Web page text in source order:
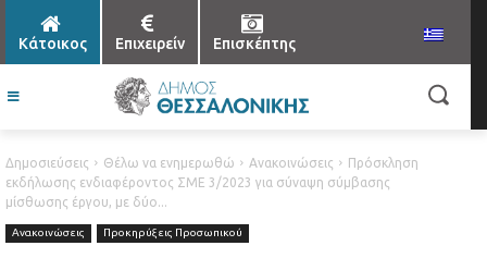
Κάτοικος Επιχειρείν Επισκέπτης
Δημοσιεύσεις Θέλω να ενημερωθώ Ανακοινώσεις
Πρόσκληση
εκδήλωσης ενδιαφέροντος ΣΜΕ 3/2023 για σύναψη σύμβασης
μίσθωσης έργου, με δύο...
Ανακοινώσεις Προκηρύξεις Προσωπικού